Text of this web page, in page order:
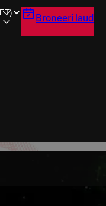
Broneeri laud